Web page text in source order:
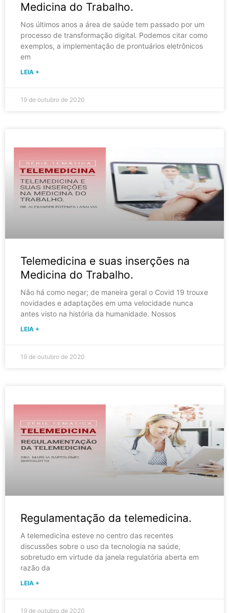
Medicina do Trabalho.
Nos últimos anos a área de saúde tem passado por um
processo de transformação digital. Podemos citar como
exemplos, a implementação de prontuários eletrônicos
em
LEIA +
19 de outubro de 2020
Telemedicina e suas inserções na
Medicina do Trabalho.
Não há como negar; de maneira geral o Covid 19 trouxe
novidades e adaptações em uma velocidade nunca
antes visto na história da humanidade. Nossos
LEIA +
19 de outubro de 2020
Regulamentação da telemedicina.
A telemedicina esteve no centro das recentes
discussões sobre o uso da tecnologia na saúde,
sobretudo em virtude da janela regulatória aberta em
razão da
LEIA +
19 de outubro de 2020